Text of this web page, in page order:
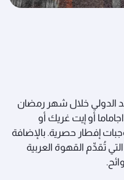
الدولي خلال شهر رمضان
أو إيت غريك أو
إفطار حصرية. بالإضافة
تُقدِّم القهوة العربية